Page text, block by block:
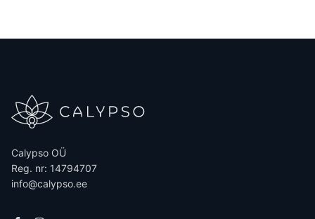
Calypso OÜ
Reg. nr: 14794707
info@calypso.ee